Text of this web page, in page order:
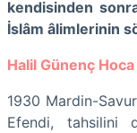
kendisinden
İslâm âlimlerinin
Halil Günenç
1930 Mardin-
Efendi, tahsilini